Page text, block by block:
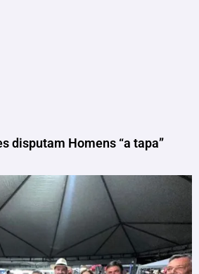
disputam Homens “a tapa”